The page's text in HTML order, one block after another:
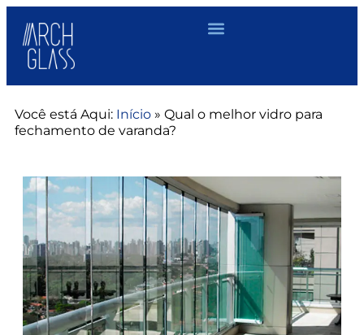
Você está Aqui: Início » Qual o melhor vidro para
fechamento de varanda?